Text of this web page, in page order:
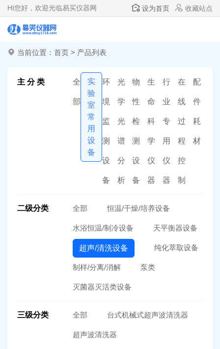
HI您好，欢迎光临易买仪器网 设为首页 收藏站点
当前位置： 首页 > 产品列表
主 分 类 全
部
实
验
室
常
用
设
备
环
境
监
测
设
备
光
学
光
谱
分
析
物
性
检
测
设
备
生
命
科
学
仪
器
行
业
专
用
仪
器
在
线
过
程
控
制
配
件
耗
材
二级分类 全部 恒温/干燥/培养设备
水浴恒温/制冷设备 天平衡器设备
超声/清洗设备 纯化萃取设备
制样/分离/消解 泵类
灭菌器灭活类设备
三级分类 全部 台式机械式超声波清洗器
超声波清洗器